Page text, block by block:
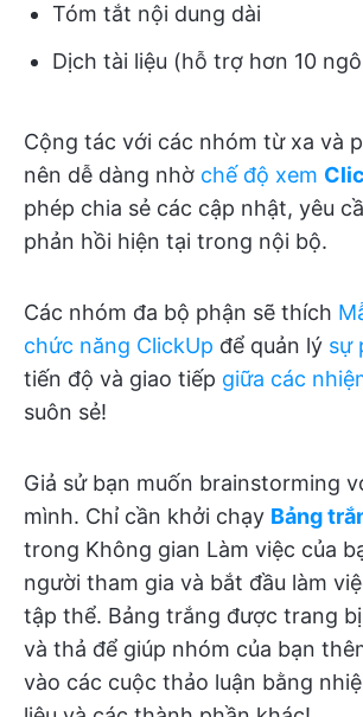
Tóm tắt nội dung dài
Dịch tài liệu (hỗ trợ hơn 10
Cộng tác với các nhóm từ xa và
nên dễ dàng nhờ chế độ xem
phép chia sẻ các cập nhật, yêu
phản hồi hiện tại trong nội bộ.
Các nhóm đa bộ phận sẽ thích
chức năng ClickUp để quản lý sự
tiến độ và giao tiếp giữa các
suôn sẻ!
Giả sử bạn muốn brainstorming
mình. Chỉ cần khởi chạy Bảng
trong Không gian Làm việc của
người tham gia và bắt đầu làm
tập thể. Bảng trắng được trang
và thả để giúp nhóm của bạn
vào các cuộc thảo luận bằng